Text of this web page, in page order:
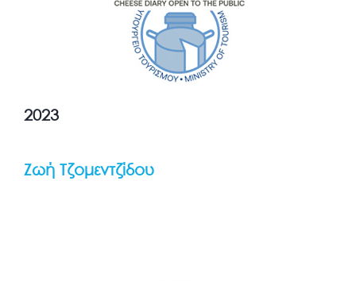
2023
Ζωή Τζομεντζίδου